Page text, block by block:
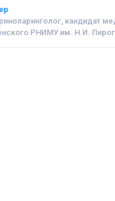
кандидат
РНИМУ им. Н.И.